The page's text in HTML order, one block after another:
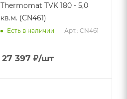
Thermomat TVK 180 - 5,0
кв.м. (CN461)
Есть в наличии Арт.: CN461
27 397 ₽/шт